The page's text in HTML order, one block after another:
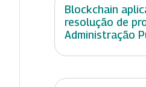
Blockchain
resolução de
Administração